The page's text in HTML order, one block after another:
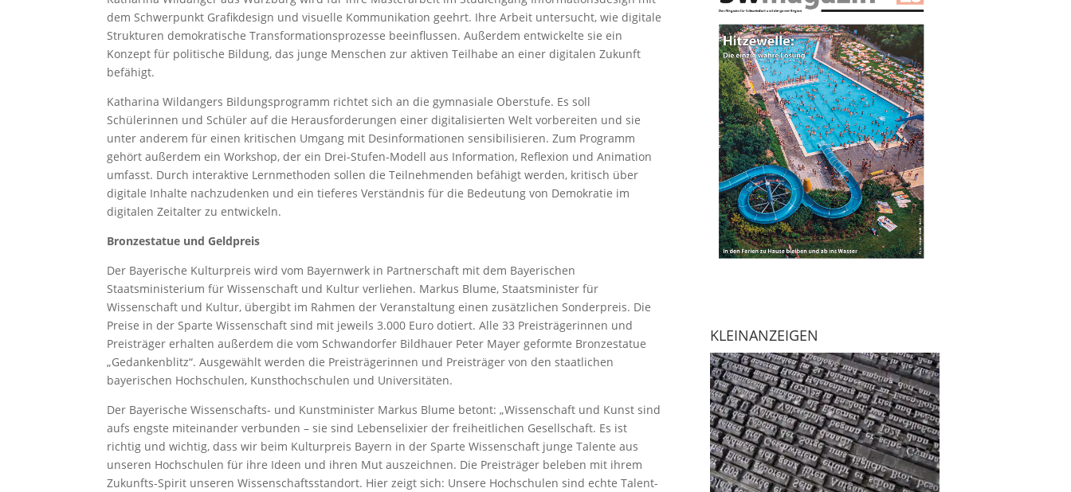
dem Schwerpunkt Grafikdesign und visuelle Kommunikation geehrt. Ihre Arbeit untersucht, wie digitale
Strukturen demokratische Transformationsprozesse beeinflussen. Außerdem entwickelte sie ein
Konzept für politische Bildung, das junge Menschen zur aktiven Teilhabe an einer digitalen Zukunft
befähigt.
Katharina Wildangers Bildungsprogramm richtet sich an die gymnasiale Oberstufe. Es soll
Schülerinnen und Schüler auf die Herausforderungen einer digitalisierten Welt vorbereiten und sie
unter anderem für einen kritischen Umgang mit Desinformationen sensibilisieren. Zum Programm
gehört außerdem ein Workshop, der ein Drei-Stufen-Modell aus Information, Reflexion und Animation
umfasst. Durch interaktive Lernmethoden sollen die Teilnehmenden befähigt werden, kritisch über
digitale Inhalte nachzudenken und ein tieferes Verständnis für die Bedeutung von Demokratie im
digitalen Zeitalter zu entwickeln.
Bronzestatue und Geldpreis
Der Bayerische Kulturpreis wird vom Bayernwerk in Partnerschaft mit dem Bayerischen
Staatsministerium für Wissenschaft und Kultur verliehen. Markus Blume, Staatsminister für
Wissenschaft und Kultur, übergibt im Rahmen der Veranstaltung einen zusätzlichen Sonderpreis. Die
Preise in der Sparte Wissenschaft sind mit jeweils 3.000 Euro dotiert. Alle 33 Preisträgerinnen und
Preisträger erhalten außerdem die vom Schwandorfer Bildhauer Peter Mayer geformte Bronzestatue
„Gedankenblitz“. Ausgewählt werden die Preisträgerinnen und Preisträger von den staatlichen
bayerischen Hochschulen, Kunsthochschulen und Universitäten.
Der Bayerische Wissenschafts- und Kunstminister Markus Blume betont: „Wissenschaft und Kunst sind
aufs engste miteinander verbunden – sie sind Lebenselixier der freiheitlichen Gesellschaft. Es ist
richtig und wichtig, dass wir beim Kulturpreis Bayern in der Sparte Wissenschaft junge Talente aus
unseren Hochschulen für ihre Ideen und ihren Mut auszeichnen. Die Preisträger beleben mit ihrem
Zukunfts-Spirit unseren Wissenschaftsstandort. Hier zeigt sich: Unsere Hochschulen sind echte Talent-
KLEINANZEIGEN